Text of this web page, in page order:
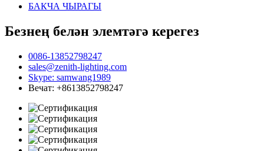
БАКЧА ЧЫРАГЫ
Безнең белән элемтәгә керегез
0086-13852798247
sales@zenith-lighting.com
Skype: samwang1989
Вечат: +8613852798247